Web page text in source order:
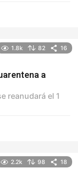
1.8k 82 16
a
reanudará el 1
2.2k 98 18